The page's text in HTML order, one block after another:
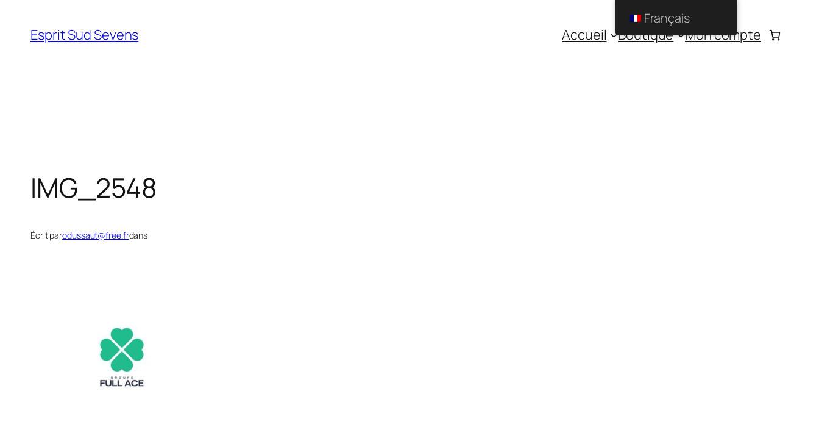
Esprit Sud Sevens Accueil Boutique Mon compte
IMG_2548
Écrit parodussaut@free.frdans
Français